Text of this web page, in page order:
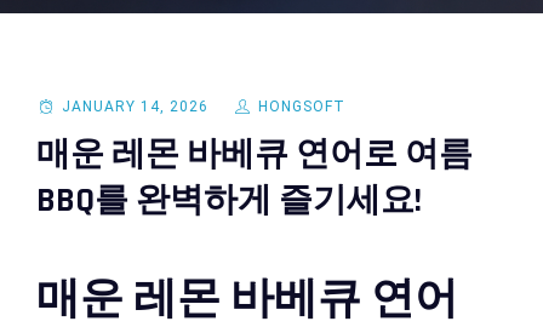
JANUARY 14, 2026 HONGSOFT
매운 레몬 바베큐 연어로 여름
BBQ를 완벽하게 즐기세요!
매운 레몬 바베큐 연어